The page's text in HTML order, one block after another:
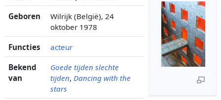
Geboren
Wilrijk (België), 24
oktober 1978
Functies acteur
Bekend
van
Goede tijden slechte
tijden, Dancing with the
stars